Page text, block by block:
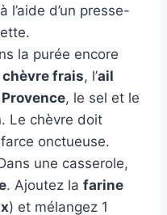
l’aide d’un presse-
la purée encore
chèvre frais, l’ail
, le sel et le
Le chèvre doit
onctueuse.
une casserole,
. Ajoutez la farine
) et mélangez 1